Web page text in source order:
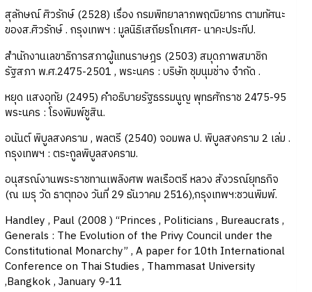
สุลักษณ์ ศิวรักษ์ (2528) เรื่อง กรมพิทยาลาภพฤฒิยากร ตามทัศนะ
ของส.ศิวรักษ์ . กรุงเทพฯ : มูลนิธิเสถียรโกเศศ- นาคะประทีป.
สำนักงานเลขาธิการสภาผู้แทนราษฎร (2503) สมุดภาพสมาชิก
รัฐสภา พ.ศ.2475-2501 , พระนคร : บริษัท ชุมนุมช่าง จำกัด .
หยุด แสงอุทัย (2495) คำอธิบายรัฐธรรมนูญ พุทธศักราช 2475-95
พระนคร : โรงพิมพ์ชูสิน.
อนันต์ พิบูลสงคราม , พลตรี (2540) จอมพล ป. พิบูลสงคราม 2 เล่ม .
กรุงเทพฯ : ตระกูลพิบูลสงคราม.
อนุสรณ์งานพระราชทานเพลิงศพ พลเรือตรี หลวง สังวรณ์ยุทธกิจ
(ณ เมรุ วัด ธาตุทอง วันที่ 29 ธันวาคม 2516),กรุงเทพฯ:ชวนพิมพ์.
Handley , Paul (2008 ) “Princes , Politicians , Bureaucrats ,
Generals : The Evolution of the Privy Council under the
Constitutional Monarchy” , A paper for 10th International
Conference on Thai Studies , Thammasat University
,Bangkok , January 9-11